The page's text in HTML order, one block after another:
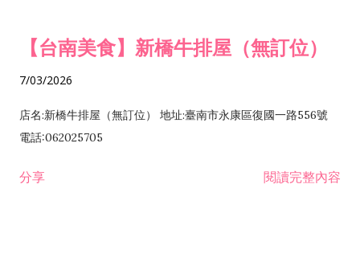
【台南美食】新橋牛排屋（無訂位）
7/03/2026
店名:新橋牛排屋（無訂位） 地址:臺南市永康區復國一路556號
電話:062025705
分享 閱讀完整內容